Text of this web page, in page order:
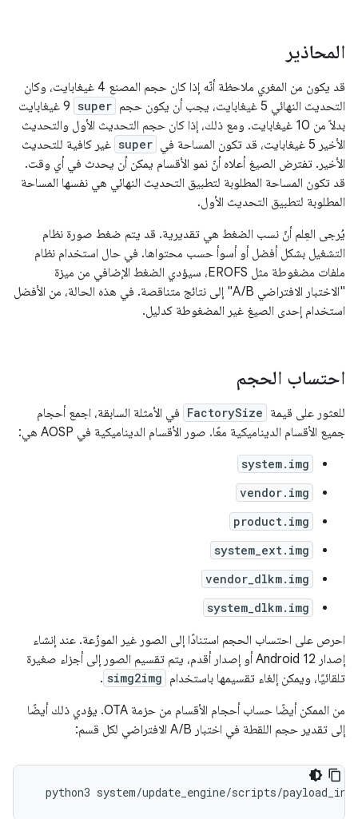
المحاذير
قد يكون من المغري ملاحظة أنّه إذا كان حجم المصنع 4 غيغابايت، وكان
التحديث النهائي 5 غيغابايت، يجب أن يكون حجم
super
9 غيغابايت
بدلاً من 10 غيغابايت. ومع ذلك، إذا كان حجم التحديث الأول والتحديث
الأخير 5 غيغابايت، قد تكون المساحة في
super غير كافية للتحديث
الأخير. تفترض الصيغ أعلاه أنّ نمو الأقسام يمكن أن يحدث في أي وقت.
قد تكون المساحة المطلوبة لتطبيق التحديث النهائي هي نفسها المساحة
المطلوبة لتطبيق التحديث الأول.
يُرجى العِلم أنّ نسب الضغط هي تقديرية. قد يتم ضغط صورة نظام
التشغيل بشكل أفضل أو أسوأ حسب محتواها. في حال استخدام نظام
ملفات مضغوطة مثل EROFS، سيؤدي الضغط الإضافي من ميزة
"الاختبار الافتراضي A/B" إلى نتائج متناقصة. في هذه الحالة، من الأفضل
استخدام إحدى الصيغ غير المضغوطة كدليل.
احتساب الحجم
للعثور على قيمة FactorySize في الأمثلة السابقة، اجمع أحجام
جميع الأقسام الديناميكية معًا. صور الأقسام الديناميكية في AOSP هي:
system.img
vendor.img
product.img
system_ext.img
vendor_dlkm.img
system_dlkm.img
احرص على احتساب الحجم استنادًا إلى الصور غير الموزّعة. عند إنشاء
إصدار Android 12 أو إصدار أقدم، يتم تقسيم الصور إلى أجزاء صغيرة
تلقائيًا، ويمكن إلغاء تقسيمها باستخدام simg2img
.
من الممكن أيضًا حساب أحجام الأقسام من حزمة OTA. يؤدي ذلك أيضًا
إلى تقدير حجم اللقطة في اختبار A/B الافتراضي لكل قسم:
python3 system/update_engine/scripts/